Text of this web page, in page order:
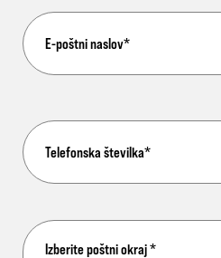
Izberite poštni okraj*